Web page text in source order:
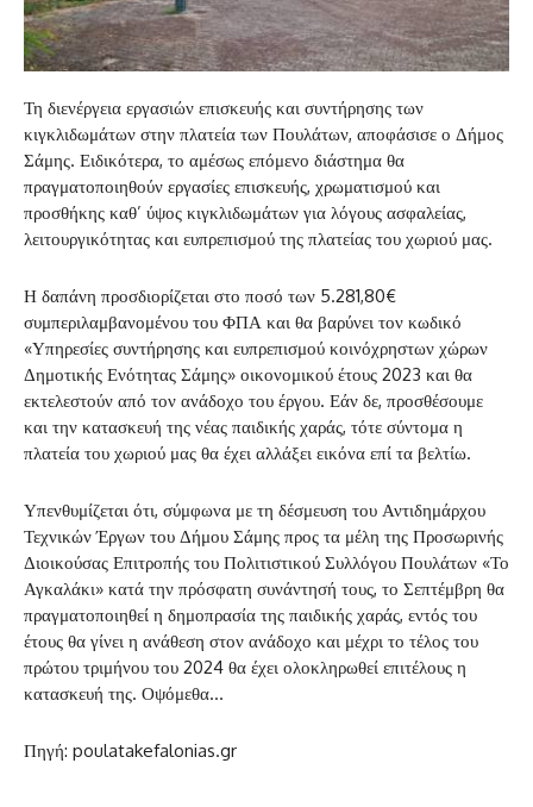
Τη διενέργεια εργασιών επισκευής και συντήρησης των
κιγκλιδωμάτων στην πλατεία των Πουλάτων, αποφάσισε ο Δήμος
Σάμης. Ειδικότερα, το αμέσως επόμενο διάστημα θα
πραγματοποιηθούν εργασίες επισκευής, χρωματισμού και
προσθήκης καθ’ ύψος κιγκλιδωμάτων για λόγους ασφαλείας,
λειτουργικότητας και ευπρεπισμού της πλατείας του χωριού μας.
Η δαπάνη προσδιορίζεται στο ποσό των 5.281,80€
συμπεριλαμβανομένου του ΦΠΑ και θα βαρύνει τον κωδικό
«Υπηρεσίες συντήρησης και ευπρεπισμού κοινόχρηστων χώρων
Δημοτικής Ενότητας Σάμης» οικονομικού έτους 2023 και θα
εκτελεστούν από τον ανάδοχο του έργου. Εάν δε, προσθέσουμε
και την κατασκευή της νέας παιδικής χαράς, τότε σύντομα η
πλατεία του χωριού μας θα έχει αλλάξει εικόνα επί τα βελτίω.
Υπενθυμίζεται ότι, σύμφωνα με τη δέσμευση του Αντιδημάρχου
Τεχνικών Έργων του Δήμου Σάμης προς τα μέλη της Προσωρινής
Διοικούσας Επιτροπής του Πολιτιστικού Συλλόγου Πουλάτων «Το
Αγκαλάκι» κατά την πρόσφατη συνάντησή τους, το Σεπτέμβρη θα
πραγματοποιηθεί η δημοπρασία της παιδικής χαράς, εντός του
έτους θα γίνει η ανάθεση στον ανάδοχο και μέχρι το τέλος του
πρώτου τριμήνου του 2024 θα έχει ολοκληρωθεί επιτέλους η
κατασκευή της. Οψόμεθα…
Πηγή: poulatakefalonias.gr